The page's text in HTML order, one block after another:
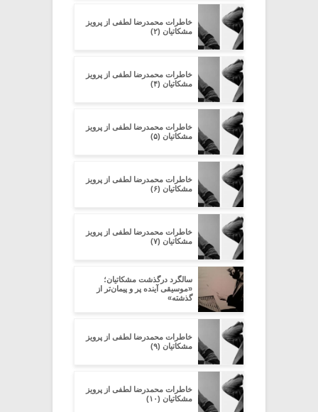
خاطرات محمدرضا لطفی از پرویز
مشکاتیان (۲)
خاطرات محمدرضا لطفی از پرویز
مشکاتیان (۴)
خاطرات محمدرضا لطفی از پرویز
مشکاتیان (۵)
خاطرات محمدرضا لطفی از پرویز
مشکاتیان (۶)
خاطرات محمدرضا لطفی از پرویز
مشکاتیان (۷)
سالگرد درگذشت مشکاتیان؛
«موسیقی آینده پر‌ و پیمان‌تر از
گذشته»
خاطرات محمدرضا لطفی از پرویز
مشکاتیان (۹)
خاطرات محمدرضا لطفی از پرویز
مشکاتیان (۱۰)